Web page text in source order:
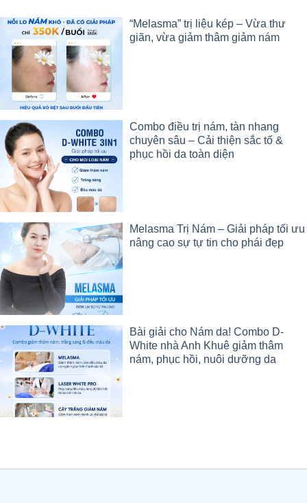
“Melasma” trị liệu kép – Vừa thư
giãn, vừa giảm thâm giảm nám
Combo điều trị nám, tàn nhang
chuyên sâu – Cải thiện sắc tố &
phục hồi da toàn diện
Melasma Trị Nám – Giải pháp tối ưu
nâng cao sự tự tin cho phái đẹp
Bài giải cho Nám da! Combo D-
White nhà Anh Khuê giảm thâm
nám, phục hồi, nuôi dưỡng da